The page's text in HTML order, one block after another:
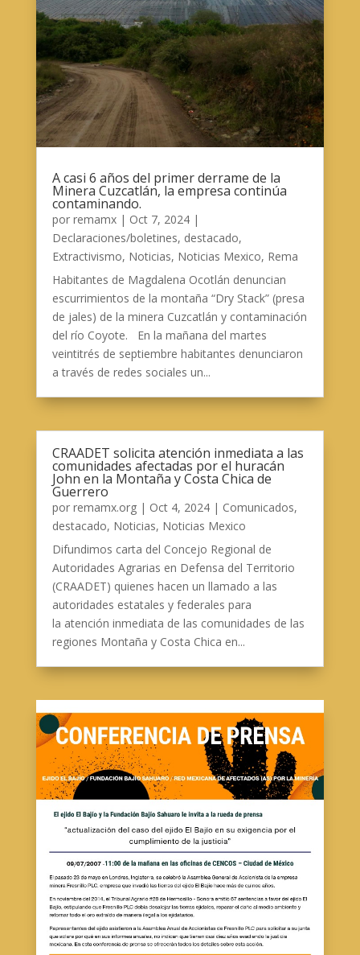
A casi 6 años del primer derrame de la
Minera Cuzcatlán, la empresa continúa
contaminando.
por remamx| Oct 7, 2024|
Declaraciones/boletines, destacado,
Extractivismo, Noticias, Noticias Mexico, Rema
Habitantes de Magdalena Ocotlán denuncian
escurrimientos de la montaña “Dry Stack” (presa
de jales) de la minera Cuzcatlán y contaminación
del río Coyote. En la mañana del martes
veintitrés de septiembre habitantes denunciaron
a través de redes sociales un...
CRAADET solicita atención inmediata a las
comunidades afectadas por el huracán
John en la Montaña y Costa Chica de
Guerrero
por remamx.org| Oct 4, 2024| Comunicados,
destacado, Noticias, Noticias Mexico
Difundimos carta del Concejo Regional de
Autoridades Agrarias en Defensa del Territorio
(CRAADET) quienes hacen un llamado a las
autoridades estatales y federales para
la atención inmediata de las comunidades de las
regiones Montaña y Costa Chica en...